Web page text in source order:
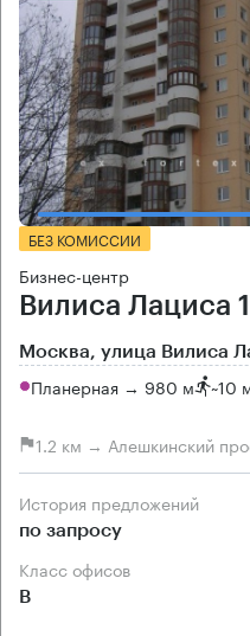
БЕЗ КОМИССИИ
Бизнес-центр
Вилиса Лациса
Москва, улица Вилиса
Планерная → 980 м ~10
1.2 км → Алешкинский
История предложений
по запросу
Класс офисов
B